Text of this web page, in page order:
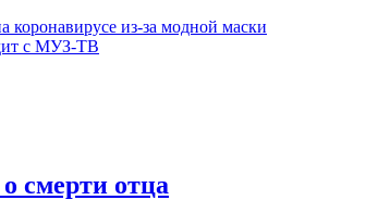
коронавирусе из-за модной маски
с МУЗ-ТВ
смерти отца